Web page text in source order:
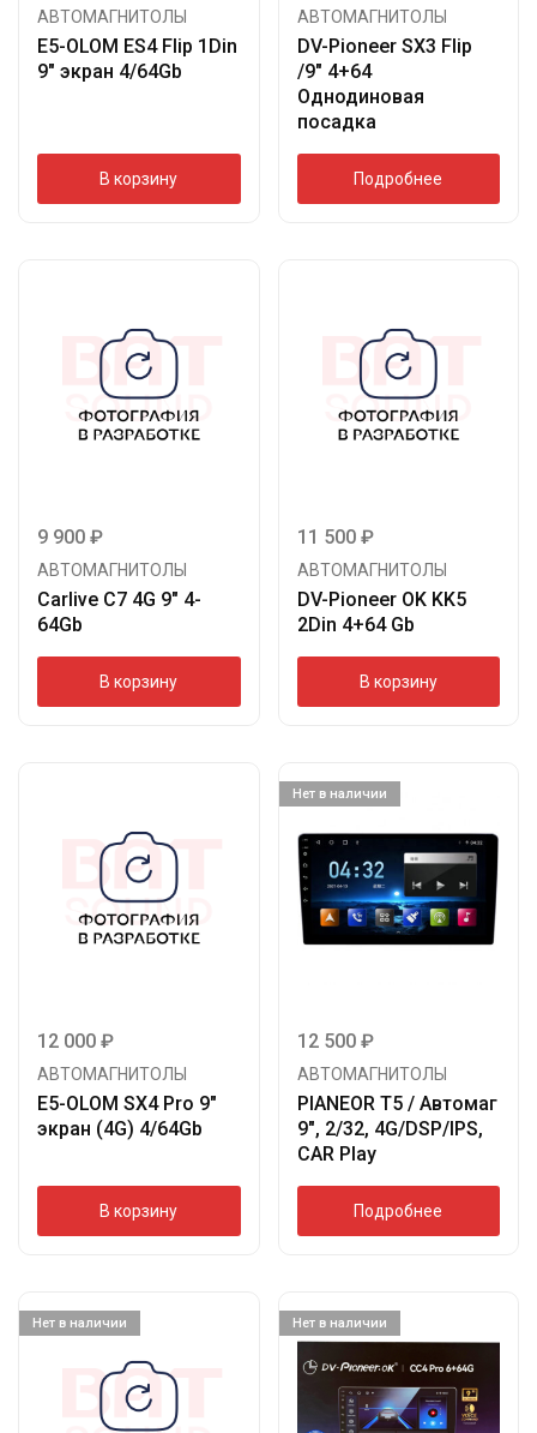
АВТОМАГНИТОЛЫ
E5-OLOM ES4 Flip 1Din
9″ экран 4/64Gb
В корзину
АВТОМАГНИТОЛЫ
DV-Pioneer SX3 Flip
/9″ 4+64
Однодиновая
посадка
Подробнее
9 900 ₽
АВТОМАГНИТОЛЫ
Carlive C7 4G 9″ 4-
64Gb
В корзину
11 500 ₽
АВТОМАГНИТОЛЫ
DV-Pioneer OK KK5
2Din 4+64 Gb
В корзину
12 000 ₽
АВТОМАГНИТОЛЫ
E5-OLOM SX4 Pro 9″
экран (4G) 4/64Gb
В корзину
Нет в наличии
12 500 ₽
АВТОМАГНИТОЛЫ
PIANEOR T5 / Автомаг
9″, 2/32, 4G/DSP/IPS,
CAR Play
Подробнее
Нет в наличии Нет в наличии